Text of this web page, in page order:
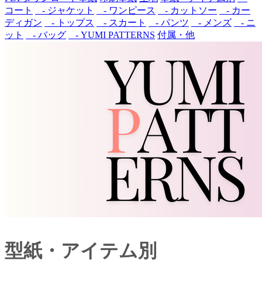
コート
- ジャケット - ワンピース - カットソー
- カー
ディガン
- トップス - スカート - パンツ - メンズ
- ニ
ット
- バッグ - YUMI PATTERNS 付属・他
型紙・アイテム別